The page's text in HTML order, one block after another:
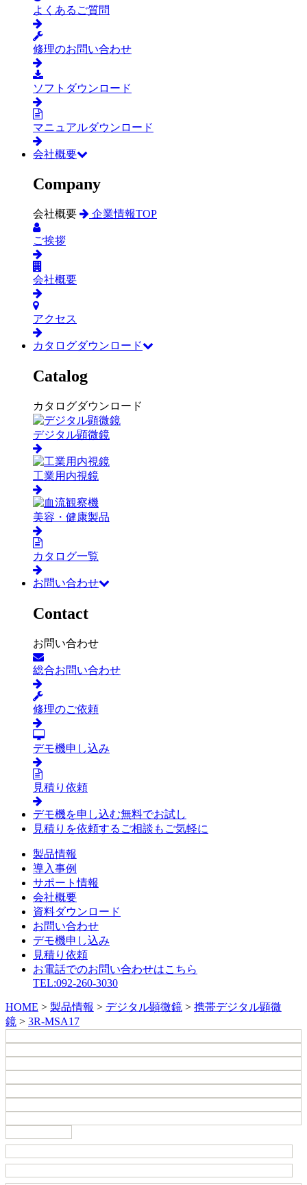
よくあるご質問
修理のお問い合わせ
ソフトダウンロード
マニュアルダウンロード
会社概要
Company
会社概要 企業情報TOP
ご挨拶
会社概要
アクセス
カタログダウンロード
Catalog
カタログダウンロード
デジタル顕微鏡
工業用内視鏡
美容・健康製品
カタログ一覧
お問い合わせ
Contact
お問い合わせ
総合お問い合わせ
修理のご依頼
デモ機申し込み
見積り依頼
デモ機を申し込む無料でお試し
見積りを依頼する ご相談もご気軽に
製品情報
導入事例
サポート情報
会社概要
資料ダウンロード
お問い合わせ
デモ機申し込み
見積り依頼
お電話でのお問い合わせはこちら
TEL:092-260-3030
HOME > 製品情報 > デジタル顕微鏡 > 携帯デジタル顕微
鏡 > 3R-MSA17